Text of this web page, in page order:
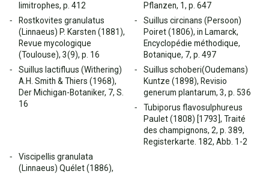
limitrophes, p. 412
Pflanzen, 1, p. 647
Rostkovites granulatus
(Linnaeus) P. Karsten (1881),
Revue mycologique
(Toulouse), 3(9), p. 16
Suillus circinans (Persoon)
Poiret (1806), in Lamarck,
Encyclopédie méthodique,
Botanique, 7, p. 497
Suillus lactifluus (Withering)
A.H. Smith & Thiers (1968),
Der Michigan-Botaniker, 7, S.
16
Suillus schoberi(Oudemans)
Kuntze (1898), Revisio
generum plantarum, 3, p. 536
Tubiporus flavosulphureus
Paulet (1808) [1793], Traité
des champignons, 2, p. 389,
Registerkarte. 182, Abb. 1-2
Viscipellis granulata
(Linnaeus) Quélet (1886),